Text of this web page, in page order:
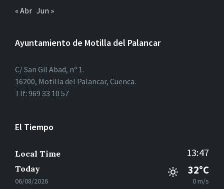
« Abr Jun »
Ayuntamiento de Motilla del Palancar
C/ San Gil Abad, nº 1.
16200, Motilla del Palancar, Cuenca.
Tlf: 969 33 10 57
El Tiempo
Local Time 13:47
Today
06/08/2026
32°C
0 m/s